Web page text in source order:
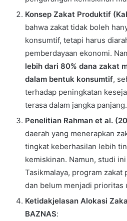
Konsep Zakat Produktif
bahwa zakat tidak boleh
konsumtif, tetapi harus
pemberdayaan ekonomi.
lebih dari 80% dana zakat
dalam bentuk konsumtif,
terhadap peningkatan
terasa dalam jangka panjang.
Penelitian Rahman et al.
daerah yang menerapkan
tingkat keberhasilan lebih
kemiskinan. Namun, studi
Tasikmalaya, program
dan belum menjadi prioritas
Ketidakjelasan Alokasi
BAZNAS: